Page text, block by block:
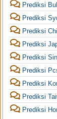
Prediksi
Prediksi
Prediksi
Prediksi
Prediksi
Prediksi
Prediksi
Prediksi
Prediksi